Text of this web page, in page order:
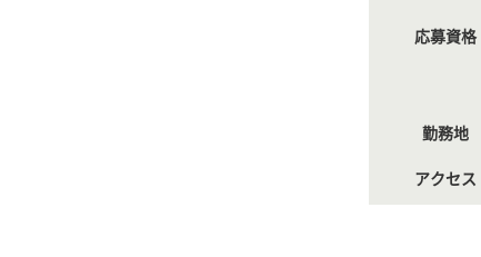
応募資格
勤務地
アクセス